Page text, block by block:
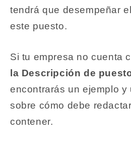
tendrá que desempeñar
este puesto.
Si tu empresa no cuenta
la Descripción de
encontrarás un ejemplo y
sobre cómo debe
contener.